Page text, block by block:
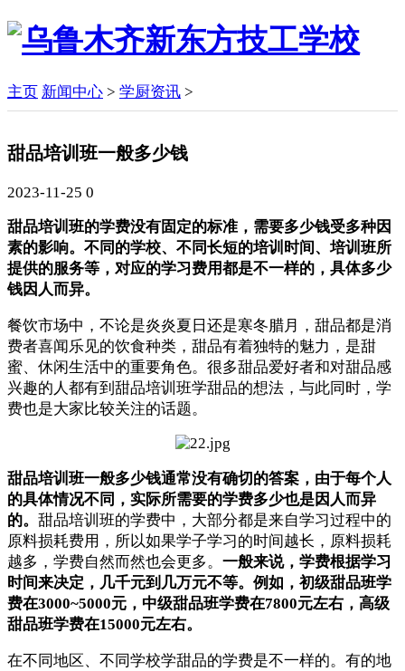
主页 新闻中心 > 学厨资讯 >
甜品培训班一般多少钱
2023-11-25 0
甜品培训班的学费没有固定的标准，需要多少钱受多种因
素的影响。不同的学校、不同长短的培训时间、培训班所
提供的服务等，对应的学习费用都是不一样的，具体多少
钱因人而异。
餐饮市场中，不论是炎炎夏日还是寒冬腊月，甜品都是消
费者喜闻乐见的饮食种类，甜品有着独特的魅力，是甜
蜜、休闲生活中的重要角色。很多甜品爱好者和对甜品感
兴趣的人都有到甜品培训班学甜品的想法，与此同时，学
费也是大家比较关注的话题。
甜品培训班一般多少钱通常没有确切的答案，由于每个人
的具体情况不同，实际所需要的学费多少也是因人而异
的。 甜品培训班的学费中，大部分都是来自学习过程中的
原料损耗费用，所以如果学子学习的时间越长，原料损耗
越多，学费自然而然也会更多。 一般来说，学费根据学习
时间来决定，几千元到几万元不等。例如，初级甜品班学
费在3000~5000元，中级甜品班学费在7800元左右，高级
甜品班学费在15000元左右。
在不同地区、不同学校学甜品的学费是不一样的。有的地